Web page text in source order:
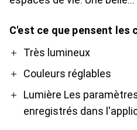
C'est ce que pensent les
ProTrès lumineux
Couleurs réglables
Lumière Les
enregistrés dans
Contre